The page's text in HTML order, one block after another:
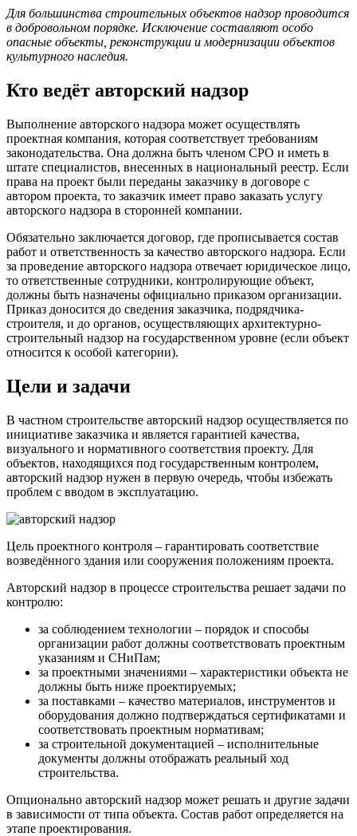
Для большинства строительных объектов надзор проводится
в добровольном порядке. Исключение составляют особо
опасные объекты, реконструкции и модернизации объектов
культурного наследия.
Кто ведёт авторский надзор
Выполнение авторского надзора может осуществлять
проектная компания, которая соответствует требованиям
законодательства. Она должна быть членом СРО и иметь в
штате специалистов, внесенных в национальный реестр. Если
права на проект были переданы заказчику в договоре с
автором проекта, то заказчик имеет право заказать услугу
авторского надзора в сторонней компании.
Обязательно заключается договор, где прописывается состав
работ и ответственность за качество авторского надзора. Если
за проведение авторского надзора отвечает юридическое лицо,
то ответственные сотрудники, контролирующие объект,
должны быть назначены официально приказом организации.
Приказ доносится до сведения заказчика, подрядчика-
строителя, и до органов, осуществляющих архитектурно-
строительный надзор на государственном уровне (если объект
относится к особой категории).
Цели и задачи
В частном строительстве авторский надзор осуществляется по
инициативе заказчика и является гарантией качества,
визуального и нормативного соответствия проекту. Для
объектов, находящихся под государственным контролем,
авторский надзор нужен в первую очередь, чтобы избежать
проблем с вводом в эксплуатацию.
Цель проектного контроля – гарантировать соответствие
возведённого здания или сооружения положениям проекта.
Авторский надзор в процессе строительства решает задачи по
контролю:
за соблюдением технологии – порядок и способы
организации работ должны соответствовать проектным
указаниям и СНиПам;
за проектными значениями – характеристики объекта не
должны быть ниже проектируемых;
за поставками – качество материалов, инструментов и
оборудования должно подтверждаться сертификатами и
соответствовать проектным нормативам;
за строительной документацией – исполнительные
документы должны отображать реальный ход
строительства.
Опционально авторский надзор может решать и другие задачи
в зависимости от типа объекта. Состав работ определяется на
этапе проектирования.